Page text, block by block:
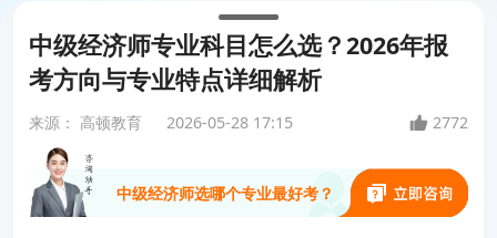
中级经济师专业科目怎么选？2026年报
考方向与专业特点详细解析
来源： 高顿教育 2026-05-28 17:15 2772
中级经济师到底难不难？
能升职加薪、评职称、领补贴吗？
中级经济师选哪个专业最好考？